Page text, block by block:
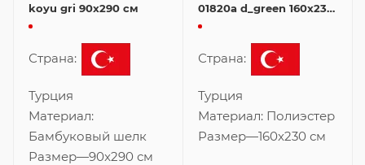
koyu gri 90x290 см
Страна:
Турция
Материал:
Бамбуковый шелк
Размер—90x290 см
01820a d_green 160x230
см
Страна:
Турция
Материал: Полиэстер
Размер—160x230 см